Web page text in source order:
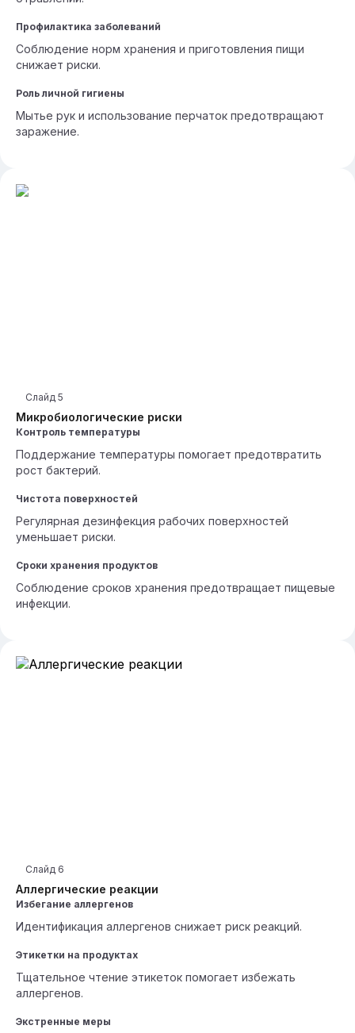
Профилактика заболеваний
Соблюдение норм хранения и приготовления пищи
снижает риски.
Роль личной гигиены
Мытье рук и использование перчаток предотвращают
заражение.
Микробиологические риски
Слайд 5
Контроль температуры
Поддержание температуры помогает предотвратить
рост бактерий.
Чистота поверхностей
Регулярная дезинфекция рабочих поверхностей
уменьшает риски.
Сроки хранения продуктов
Соблюдение сроков хранения предотвращает пищевые
инфекции.
Аллергические реакции
Слайд 6
Избегание аллергенов
Идентификация аллергенов снижает риск реакций.
Этикетки на продуктах
Тщательное чтение этикеток помогает избежать
аллергенов.
Экстренные меры